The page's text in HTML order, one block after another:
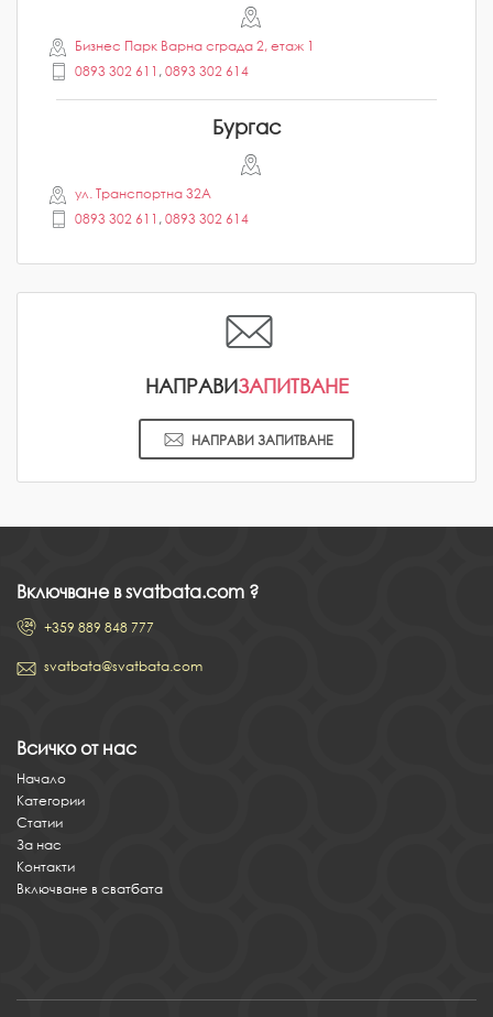
Бизнес Парк Варна сграда 2, етаж 1
0893 302 611 ,0893 302 614
Бургас
ул. Транспортна 32A
0893 302 611 ,0893 302 614
НАПРАВИЗАПИТВАНЕ
НАПРАВИ ЗАПИТВАНЕ
Включване в svatbata.com ?
+359 889 848 777
svatbata@svatbata.com
Всичко от нас
Начало
Категории
Статии
За нас
Контакти
Включване в сватбата